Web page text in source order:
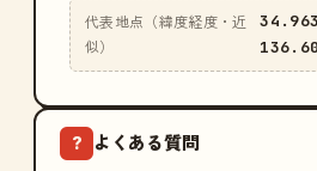
代表地点（緯度経度・近
似）
? よくある質問